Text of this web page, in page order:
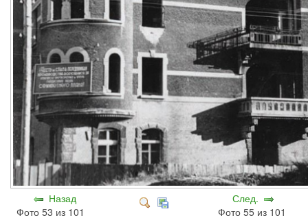
Назад
Фото 53 из 101
След.
Фото 55 из 101